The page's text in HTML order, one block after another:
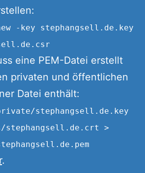
-key stephangsell.de.key
eine PEM-Datei erstellt
privaten und öffentlichen
Datei enthält:
stephangsell.de.key
>
.